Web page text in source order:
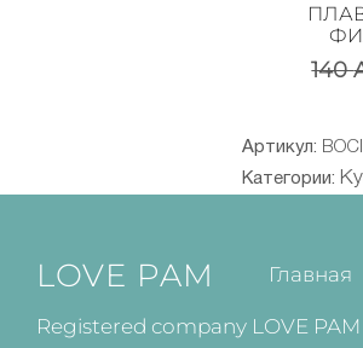
140
Артикул:
Категории:
LOVE PAM Главная
Registered company LOVE PAM